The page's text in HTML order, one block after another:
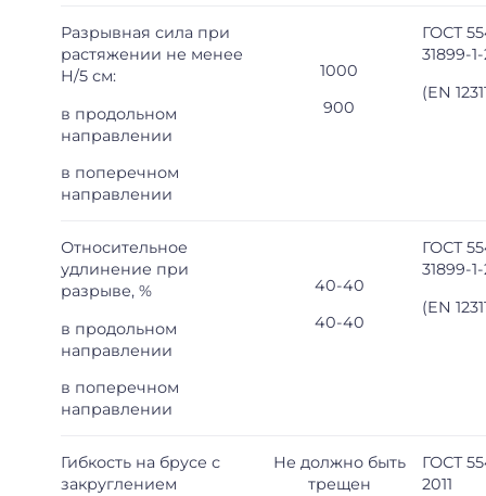
Разрывная сила при
растяжении не менее
H/5 см:
в продольном
направлении
в поперечном
направлении
1000
900
ГОСТ
31899-1-
(EN
Относительное
удлинение при
разрыве, %
в продольном
направлении
в поперечном
направлении
40-40
40-40
ГОСТ
31899-1-
(EN
Гибкость на брусе с
закруглением
Не должно быть
трещен
ГОСТ
2011